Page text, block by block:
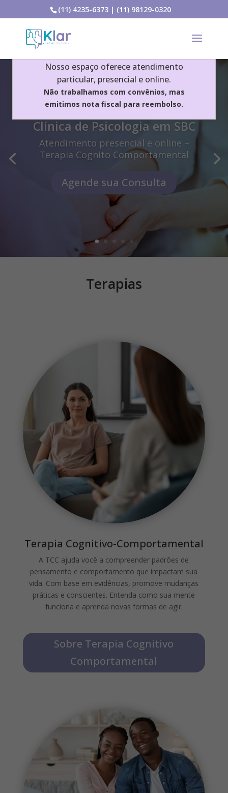
Nosso espaço oferece atendimento
particular, presencial e online.
Não trabalhamos com convênios, mas
emitimos nota fiscal para reembolso.
(11) 4235-6373 | (11) 98129-0320
Clínica de Psicologia em SBC
Atendimento presencial e online –
Terapia Cognito Comportamental
Agende sua Consulta
Terapias
Terapia Cognitivo-Comportamental
A TCC ajuda você a compreender padrões de
pensamento e comportamento que impactam sua
vida. Com base em evidências, promove mudanças
práticas e conscientes. Entenda como sua mente
funciona e aprenda novas formas de agir.
Sobre Terapia Cognitivo
Comportamental